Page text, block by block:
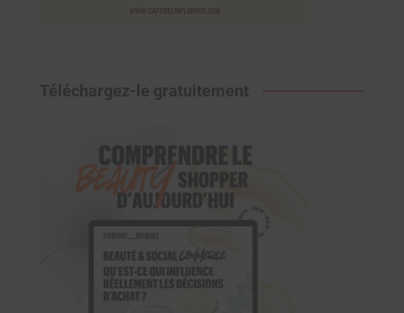
Téléchargez-le gratuitement